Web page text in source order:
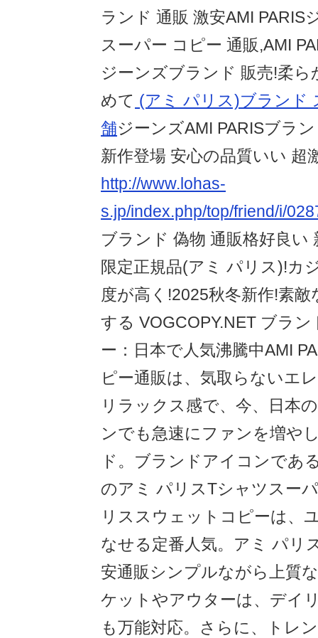
ランド 通販 激安AMI PARIS
スーパー コピー 通販,AMI
ジーンズブランド 販売!柔ら
めて (アミ パリス)ブランド
舗ジーンズAMI PARISブラ
新作登場 安心の品質いい 超
http://www.lohas-
s.jp/index.php/top/friend/i/
ブランド 偽物 通販格好良い
限定正規品(アミ パリス)!カ
度が高く!2025秋冬新作!素
する VOGCOPY.NET ブラ
ー：日本で人気沸騰中AMI
ピー通販は、気取らないエ
リラックス感で、今、日本
ンでも急速にファンを増や
ド。ブランドアイコンであ
のアミ パリスTシャツスー
リススウェットコピーは、
なせる定番人気。アミ パリ
安通販シンプルながら上質
ケットやアウターは、デイ
も万能対応。さらに、トレ